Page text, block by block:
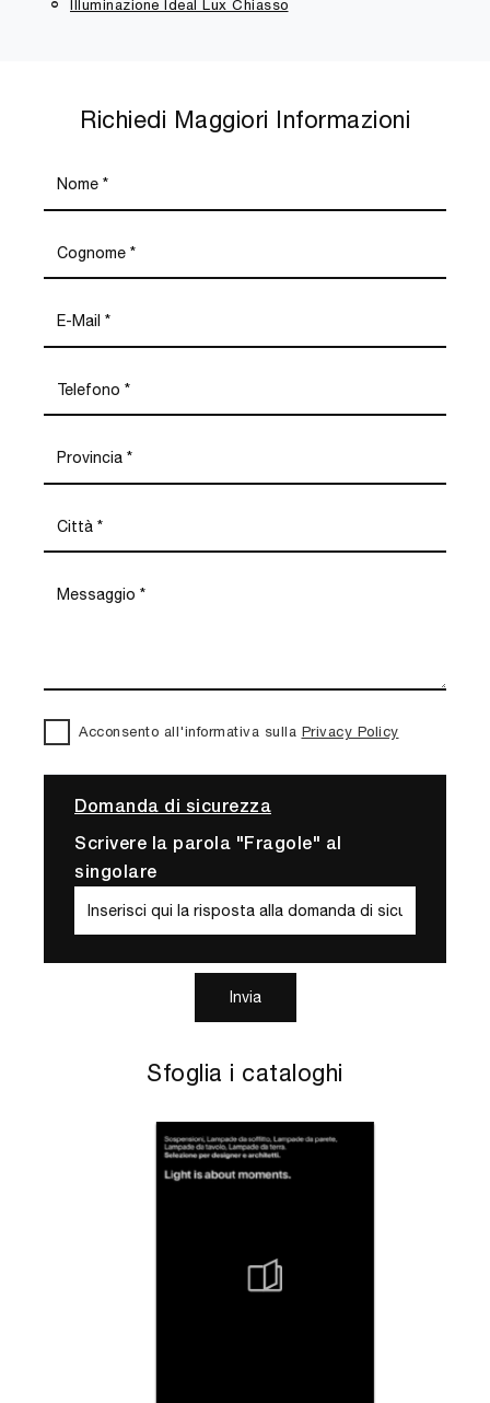
Illuminazione Ideal Lux Chiasso
Sfoglia i cataloghi
Richiedi Maggiori Informazioni
Acconsento all'informativa sulla Privacy Policy
Domanda di sicurezza
Scrivere la parola "Fragole" al
singolare
Invia